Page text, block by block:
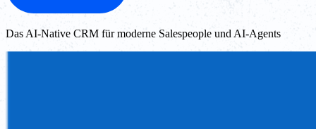
Das AI-Native CRM für moderne Salespeople und AI-Agents